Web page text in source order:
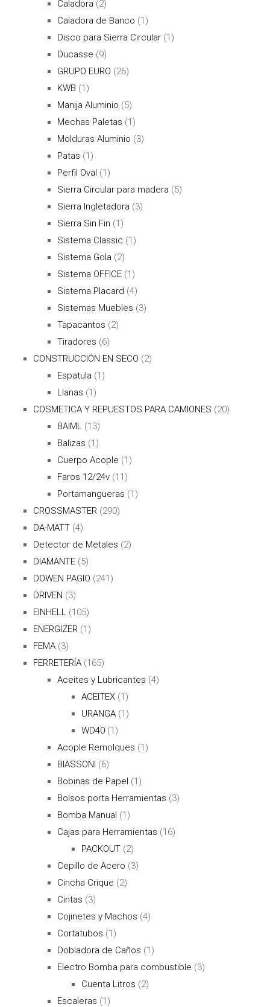
Caladora (2)
Caladora de Banco (1)
Disco para Sierra Circular (1)
Ducasse (9)
GRUPO EURO (26)
KWB (1)
Manija Aluminio (5)
Mechas Paletas (1)
Molduras Aluminio (3)
Patas (1)
Perfil Oval (1)
Sierra Circular para madera (5)
Sierra Ingletadora (3)
Sierra Sin Fin (1)
Sistema Classic (1)
Sistema Gola (2)
Sistema OFFICE (1)
Sistema Placard (4)
Sistemas Muebles (3)
Tapacantos (2)
Tiradores (6)
CONSTRUCCIÓN EN SECO (2)
Espatula (1)
Llanas (1)
COSMETICA Y REPUESTOS PARA CAMIONES (20)
BAIML
(13)
Balizas (1)
Cuerpo Acople (1)
Faros 12/24v (11)
Portamangueras (1)
CROSSMASTER (290)
DA-MATT (4)
Detector de Metales (2)
DIAMANTE (5)
DOWEN PAGIO (241)
DRIVEN (3)
EINHELL
(105)
ENERGIZER (1)
FEMA (3)
FERRETERÍA (165)
Aceites y Lubricantes (4)
ACEITEX (1)
URANGA (1)
WD40 (1)
Acople Remolques (1)
BIASSONI (6)
Bobinas de Papel (1)
Bolsos porta Herramientas (3)
Bomba Manual (1)
Cajas para Herramientas (16)
PACKOUT (2)
Cepillo de Acero (3)
Cincha Crique (2)
Cintas (3)
Cojinetes y Machos (4)
Cortatubos (1)
Dobladora de Caños (1)
Electro Bomba para combustible (3)
Cuenta Litros (2)
Escaleras (1)